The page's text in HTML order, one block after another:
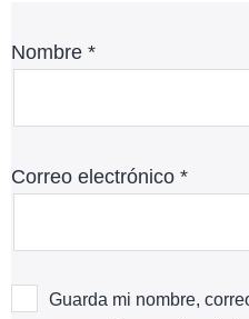
Nombre *
Correo electrónico *
Guarda mi nombre,